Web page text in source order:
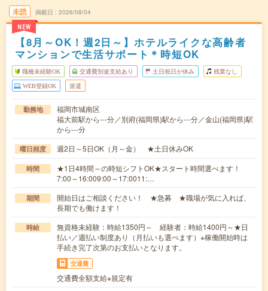
未読
NEW
掲載日 2026/08/04
【8月～OK！週2日～】ホテルライクな高齢者
マンションで生活サポート＊時短OK
職種未経験OK 交通費別途支給あり 土日祝日が休み 残業なし
WEB登録OK 派遣
勤務地
福岡市城南区
福大前駅から---分／別府(福岡県)駅から---分／金山(福岡県)駅
から---分
曜日頻度 週2日～5日OK（月～金） ★土日休みOK
時間
★1日4時間～の時短シフトOK★スタート時間選べます！
7:00～16:009:00～17:0011:…
期間
開始日はご相談ください！ ★急募 ★職場が気に入れば、
長期でも働けます！
時給
無資格未経験：時給1350円～ 経験者：時給1400円～★日
払い／週払い制度あり（月払いも選べます）※稼働開始時は
手続き完了次第のお支払いとなります。
交通費
交通費全額支給※規定有